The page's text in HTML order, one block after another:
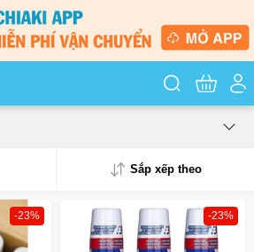
Tìm kiếm
Sắp xếp theo
Phổ biến
-23% -23%